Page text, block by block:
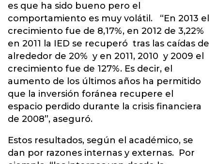
es que ha sido bueno pero el
comportamiento es muy volátil. “En 2013 el
crecimiento fue de 8,17%, en 2012 de 3,22%
en 2011 la IED se recuperó tras las caídas de
alrededor de 20% y en 2011, 2010 y 2009 el
crecimiento fue de 127%. Es decir, el
aumento de los últimos años ha permitido
que la inversión foránea recupere el
espacio perdido durante la crisis financiera
de 2008”, aseguró.
Estos resultados, según el académico, se
dan por razones internas y externas. Por